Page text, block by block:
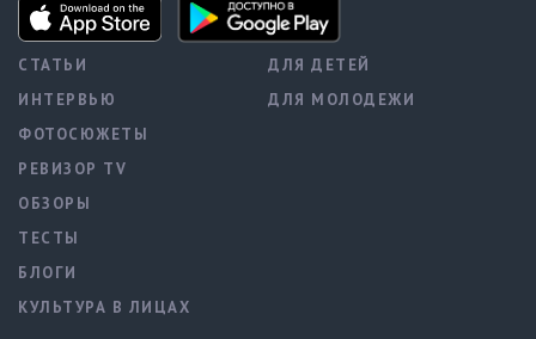
СТАТЬИ
ИНТЕРВЬЮ
ФОТОСЮЖЕТЫ
РЕВИЗОР TV
ОБЗОРЫ
ТЕСТЫ
БЛОГИ
КУЛЬТУРА В ЛИЦАХ
ДЛЯ ДЕТЕЙ
ДЛЯ МОЛОДЕЖИ